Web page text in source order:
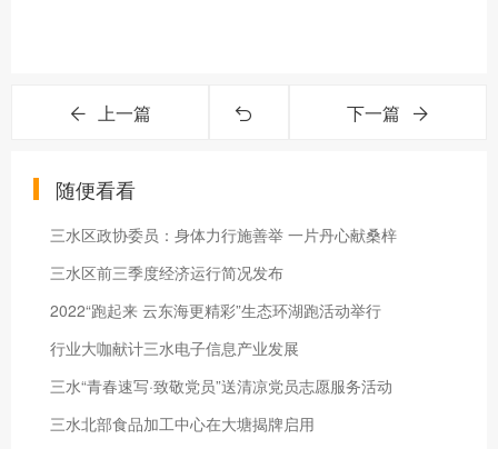
上一篇 下一篇
随便看看
三水区政协委员：身体力行施善举 一片丹心献桑梓
三水区前三季度经济运行简况发布
2022“跑起来 云东海更精彩”生态环湖跑活动举行
行业大咖献计三水电子信息产业发展
三水“青春速写·致敬党员”送清凉党员志愿服务活动
三水北部食品加工中心在大塘揭牌启用